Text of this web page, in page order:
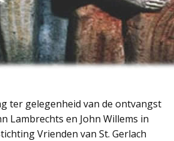
ter gelegenheid van de ontvangst
Lambrechts en John Willems in
Vrienden van St. Gerlach